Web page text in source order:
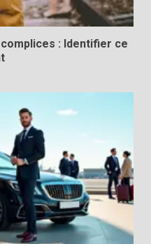
: Identifier ce